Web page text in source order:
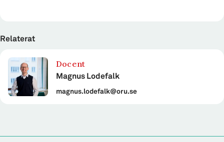
Relaterat
Docent
Magnus Lodefalk
magnus.lodefalk@oru.se